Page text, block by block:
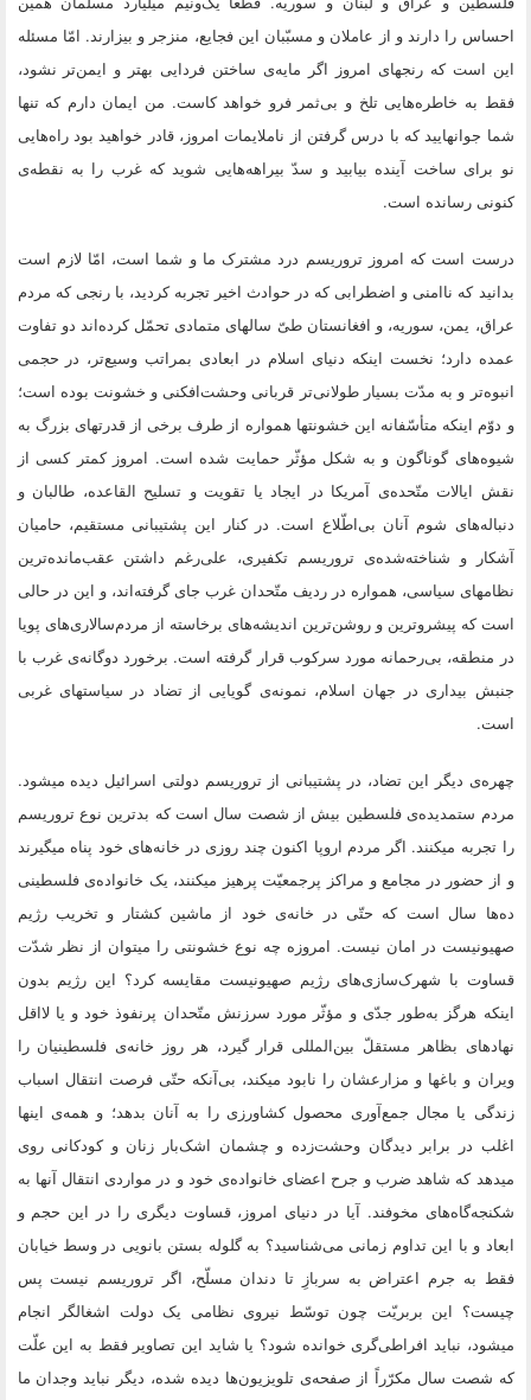
احساس را دارند و از عاملان و مسبّبان این فجایع، منزجر و بیزارند. امّا مسئله
این است که رنجهای امروز اگر مایه‌ی ساختن فردایی بهتر و ایمن‌تر نشود،
فقط به خاطره‌هایی تلخ و بی‌ثمر فرو خواهد کاست. من ایمان دارم که تنها
شما جوانهایید که با درس گرفتن از ناملایمات امروز، قادر خواهید بود راه‌هایی
نو برای ساخت آینده بیابید و سدّ بیراهه‌هایی شوید که غرب را به نقطه‌ی
کنونی رسانده است.
درست است که امروز تروریسم درد مشترک ما و شما است، امّا لازم است
بدانید که ناامنی و اضطرابی که در حوادث اخیر تجربه کردید، با رنجی که مردم
عراق، یمن، سوریه، و افغانستان طیّ سالهای متمادی تحمّل کرده‌اند دو تفاوت
عمده دارد؛ نخست اینکه دنیای اسلام در ابعادی بمراتب وسیع‌تر، در حجمی
انبوه‌تر و به مدّت بسیار طولانی‌تر قربانی وحشت‌افکنی و خشونت بوده است؛
و دوّم اینکه متأسّفانه این خشونتها همواره از طرف برخی از قدرتهای بزرگ به
شیوه‌های گوناگون و به شکل مؤثّر حمایت شده است. امروز کمتر کسی از
نقش ایالات متّحده‌ی آمریکا در ایجاد یا تقویت و تسلیح القاعده، طالبان و
دنباله‌های شوم آنان بی‌اطّلاع است. در کنار این پشتیبانی مستقیم، حامیان
آشکار و شناخته‌شده‌ی تروریسم تکفیری، علی‌رغم داشتن عقب‌مانده‌ترین
نظامهای سیاسی، همواره در ردیف متّحدان غرب جای گرفته‌اند، و این در حالی
است که پیشروترین و روشن‌ترین اندیشه‌های برخاسته از مردم‌سالاری‌های پویا
در منطقه، بی‌رحمانه مورد سرکوب قرار گرفته است. برخورد دوگانه‌ی غرب با
جنبش بیداری در جهان اسلام، نمونه‌ی گویایی از تضاد در سیاستهای غربی
است.
چهره‌ی دیگر این تضاد، در پشتیبانی از تروریسم دولتی اسرائیل دیده میشود.
مردم ستمدیده‌ی فلسطین بیش از شصت سال است که بدترین نوع تروریسم
را تجربه میکنند. اگر مردم اروپا اکنون چند روزی در خانه‌های خود پناه میگیرند
و از حضور در مجامع و مراکز پرجمعیّت پرهیز میکنند، یک خانواده‌ی فلسطینی
ده‌ها سال است که حتّی در خانه‌ی خود از ماشین کشتار و تخریب رژیم
صهیونیست در امان نیست. امروزه چه نوع خشونتی را میتوان از نظر شدّت
قساوت با شهرک‌سازی‌های رژیم صهیونیست مقایسه کرد؟ این رژیم بدون
اینکه هرگز به‌طور جدّی و مؤثّر مورد سرزنش متّحدان پرنفوذ خود و یا لااقل
نهادهای بظاهر مستقلّ بین‌المللی قرار گیرد، هر روز خانه‌ی فلسطینیان را
ویران و باغها و مزارعشان را نابود میکند، بی‌آنکه حتّی فرصت انتقال اسباب
زندگی یا مجال جمع‌آوری محصول کشاورزی را به آنان بدهد؛ و همه‌ی اینها
اغلب در برابر دیدگان وحشت‌زده و چشمان اشک‌بار زنان و کودکانی روی
میدهد که شاهد ضرب و جرح اعضای خانواده‌ی خود و در مواردی انتقال آنها به
شکنجه‌گاه‌های مخوفند. آیا در دنیای امروز، قساوت دیگری را در این حجم و
ابعاد و با این تداوم زمانی می‌شناسید‌؟ به گلوله بستن بانویی در وسط خیابان
فقط به جرم اعتراض به سربازِ تا دندان مسلّح، اگر تروریسم نیست پس
چیست؟ این بربریّت چون توسّط نیروی نظامی یک دولت اشغالگر انجام
میشود، نباید افراطی‌گری خوانده شود؟ یا شاید این تصاویر فقط به این علّت
که شصت سال مکرّراً از صفحه‌ی تلویزیون‌ها دیده شده، دیگر نباید وجدان ما